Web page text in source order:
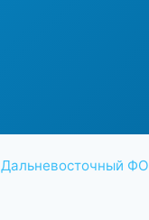
Дальневосточный ФО